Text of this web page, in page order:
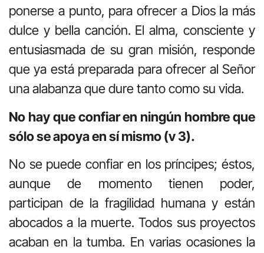
ponerse a punto, para ofrecer a Dios la más
dulce y bella canción. El alma, consciente y
entusiasmada de su gran misión, responde
que ya está preparada para ofrecer al Señor
una alabanza que dure tanto como su vida.
No hay que confiar en ningún hombre que
sólo se apoya en sí mismo (v 3).
No se puede confiar en los príncipes; éstos,
aunque de momento tienen poder,
participan de la fragilidad humana y están
abocados a la muerte. Todos sus proyectos
acaban en la tumba. En varias ocasiones la